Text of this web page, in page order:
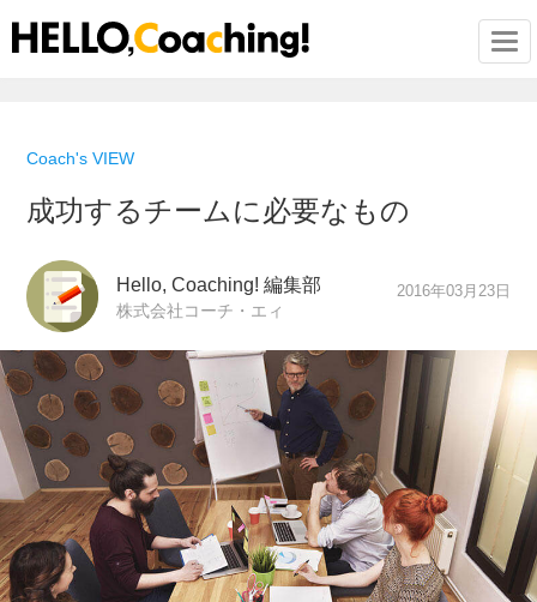
Coach's VIEW
成功するチームに必要なもの
Hello, Coaching! 編集部
株式会社コーチ・エィ
2016年03月23日